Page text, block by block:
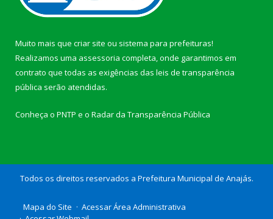
Muito mais que criar site ou sistema para prefeituras!
Realizamos uma assessoria completa, onde garantimos em
contrato que todas as exigências das leis de transparência
pública serão atendidas.
Conheça o PNTP e o Radar da Transparência Pública
Todos os direitos reservados a Prefeitura Municipal de Anajás.
Mapa do Site
Acessar Área Administrativa